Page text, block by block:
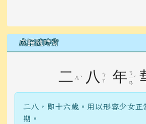
成語隨時背
二 ㄦ ˋ 八
ㄅ
ㄚ
年 ㄋ
ㄧ
ㄢ
ˊ
二八，即十六歲。用以形容少女正
期。